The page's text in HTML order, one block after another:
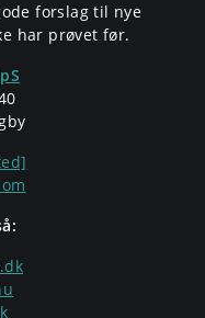
forslag til nye
har prøvet før.